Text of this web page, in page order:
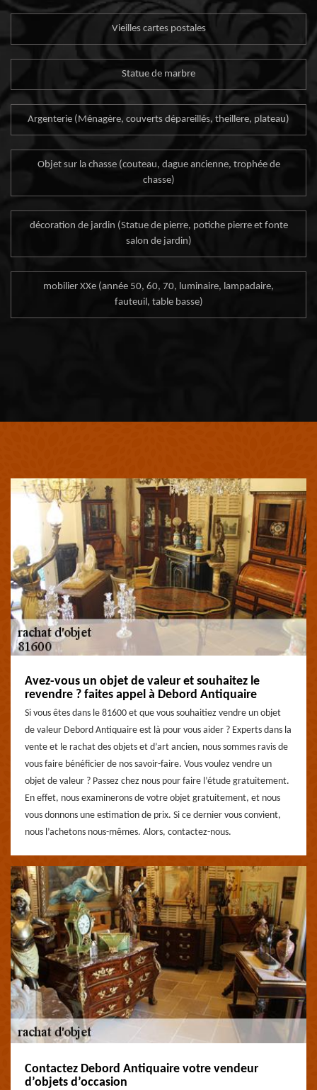
Vieilles cartes postales
Statue de marbre
Argenterie (Ménagère, couverts dépareillés, theillere, plateau)
Objet sur la chasse (couteau, dague ancienne, trophée de
chasse)
décoration de jardin (Statue de pierre, potiche pierre et fonte
salon de jardin)
mobilier XXe (année 50, 60, 70, luminaire, lampadaire,
fauteuil, table basse)
Avez-vous un objet de valeur et souhaitez le
revendre ? faites appel à Debord Antiquaire
Si vous êtes dans le 81600 et que vous souhaitiez vendre un objet
de valeur Debord Antiquaire est là pour vous aider ? Experts dans la
vente et le rachat des objets et d’art ancien, nous sommes ravis de
vous faire bénéficier de nos savoir-faire. Vous voulez vendre un
objet de valeur ? Passez chez nous pour faire l’étude gratuitement.
En effet, nous examinerons de votre objet gratuitement, et nous
vous donnons une estimation de prix. Si ce dernier vous convient,
nous l’achetons nous-mêmes. Alors, contactez-nous.
Contactez Debord Antiquaire votre vendeur
d’objets d’occasion